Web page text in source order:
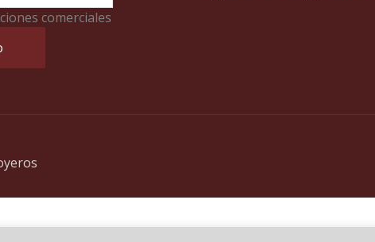
comerciales